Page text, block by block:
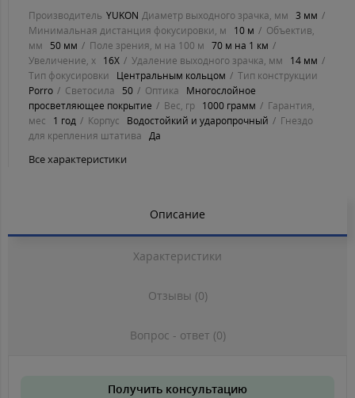
Производитель YUKON Диаметр выходного зрачка, мм 3 мм
Минимальная дистанция фокусировки, м
10 м
Объектив,
мм
50 мм Поле зрения, м на 100 м 70 м на 1 км
Увеличение, х 16Х Удаление выходного зрачка, мм
14 мм
Тип фокусировки
Центральным кольцом
Тип конструкции
Porro
Светосила 50 Оптика
Многослойное
просветляющее покрытие
Вес, гр 1000 грамм
Гарантия,
мес
1 год Корпус Водостойкий и ударопрочный
Гнездо
для крепления штатива Да
Все характеристики
Описание
Характеристики
Отзывы (0)
Вопрос - ответ (0)
Получить консультацию